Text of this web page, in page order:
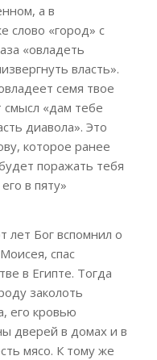
а в
слово «город» с
«овладеть
власть».
семя твое
смысл «дам тебе
диавола». Это
которое ранее
поражать тебя
в пяту»
лет Бог вспомнил о
спас
в Египте. Тогда
заколоть
его кровью
дверей в домах и в
мясо. К тому же